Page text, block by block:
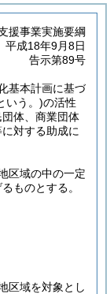
援事業実施要綱
平成18年9月8日
告示第89号
基本計画に基づ
いう。)の活性
体、商業団体
対する助成に
区域の中の一定
ものとする。
区域を対象とし